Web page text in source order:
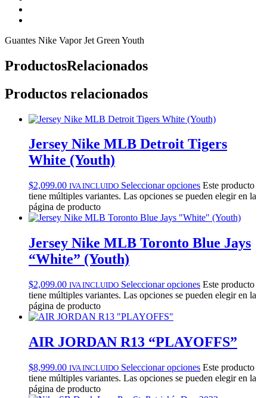
Guantes Nike Vapor Jet Green Youth
ProductosRelacionados
Productos relacionados
Jersey Nike MLB Detroit Tigers
White (Youth)
$2,099.00 IVA INCLUIDO Seleccionar opciones Este producto
tiene múltiples variantes. Las opciones se pueden elegir en la
página de producto
Jersey Nike MLB Toronto Blue Jays
“White” (Youth)
$2,099.00 IVA INCLUIDO Seleccionar opciones Este producto
tiene múltiples variantes. Las opciones se pueden elegir en la
página de producto
AIR JORDAN R13 “PLAYOFFS”
$8,999.00 IVA INCLUIDO Seleccionar opciones Este producto
tiene múltiples variantes. Las opciones se pueden elegir en la
página de producto